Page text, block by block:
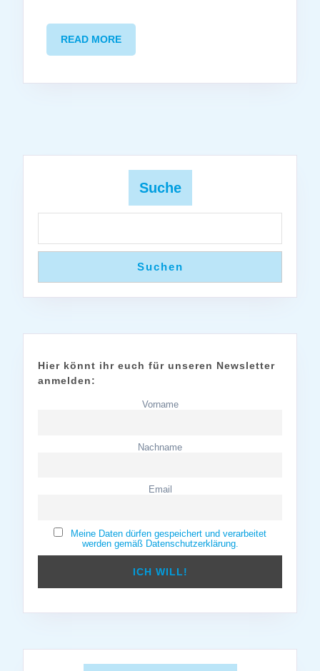
READ MOREREAD
MORE
Suche
Suchen
Hier könnt ihr euch für unseren Newsletter
anmelden:
Vorname
Nachname
Email
Meine Daten dürfen gespeichert und verarbeitet
werden gemäß Datenschutzerklärung.